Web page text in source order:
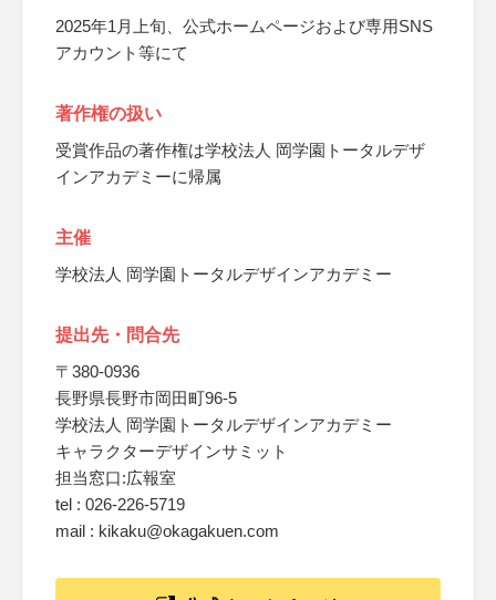
2025年1月上旬、公式ホームページおよび専用SNS
アカウント等にて
著作権の扱い
受賞作品の著作権は学校法人 岡学園トータルデザ
インアカデミーに帰属
主催
学校法人 岡学園トータルデザインアカデミー
提出先・問合先
〒380-0936
長野県長野市岡田町96-5
学校法人 岡学園トータルデザインアカデミー
キャラクターデザインサミット
担当窓口:広報室
tel : 026-226-5719
mail : kikaku@okagakuen.com